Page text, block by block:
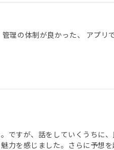
理の体制が良かった、 アプリ
ですが、話をしていくうちに
を感じました。さらに予想を